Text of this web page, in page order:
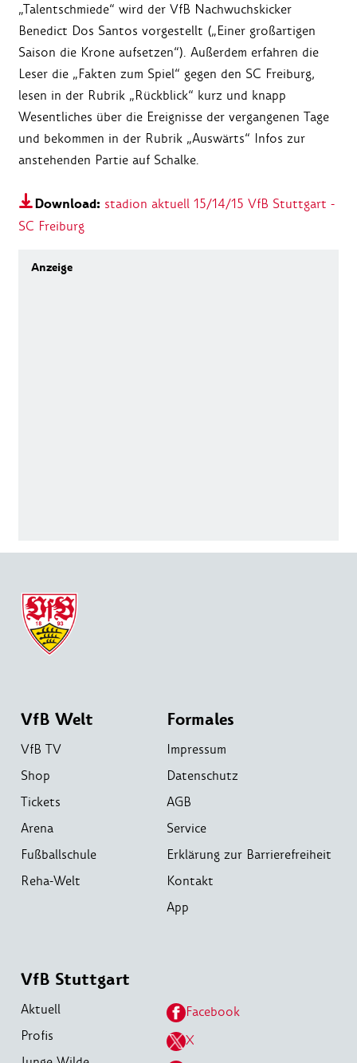
„Talentschmiede“ wird der VfB Nachwuchskicker
Benedict Dos Santos vorgestellt („Einer großartigen
Saison die Krone aufsetzen“). Außerdem erfahren die
Leser die „Fakten zum Spiel“ gegen den SC Freiburg,
lesen in der Rubrik „Rückblick“ kurz und knapp
Wesentliches über die Ereignisse der vergangenen Tage
und bekommen in der Rubrik „Auswärts“ Infos zur
anstehenden Partie auf Schalke.
Download: stadion aktuell 15/14/15 VfB Stuttgart -
SC Freiburg
VfB Welt
VfB TV
Shop
Tickets
Arena
Fußballschule
Reha-Welt
Formales
Impressum
Datenschutz
AGB
Service
Erklärung zur Barrierefreiheit
Kontakt
App
VfB Stuttgart
Aktuell
Profis
Facebook
X